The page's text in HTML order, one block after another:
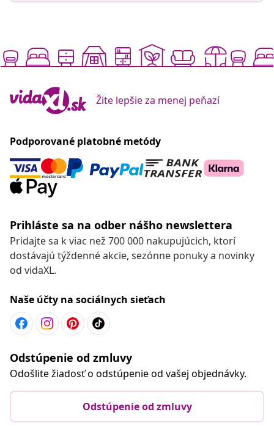
Žite lepšie za menej peňazí
Podporované platobné metódy
Prihláste sa na odber nášho newslettera
Pridajte sa k viac než 700 000 nakupujúcich, ktorí
dostávajú týždenné akcie, sezónne ponuky a novinky
od vidaXL.
Naše účty na sociálnych sieťach
Odstúpenie od zmluvy
Odošlite žiadosť o odstúpenie od vašej objednávky.
Odstúpenie od zmluvy